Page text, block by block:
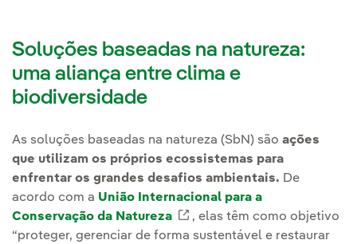
Soluções baseadas na natureza:
uma aliança entre clima e
biodiversidade
As soluções baseadas na natureza (SbN) são ações
que utilizam os próprios ecossistemas para
enfrentar os grandes desafios ambientais. De
acordo com a União Internacional para a
Conservação da Natureza
Link externo, abra em uma
, elas têm como objetivo
“proteger, gerenciar de forma sustentável e restaurar